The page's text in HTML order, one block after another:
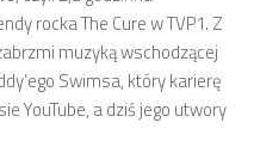
rocka The Cure w TVP1. Z
muzyką wschodzącej
Swimsa, który karierę
YouTube, a dziś jego utwory